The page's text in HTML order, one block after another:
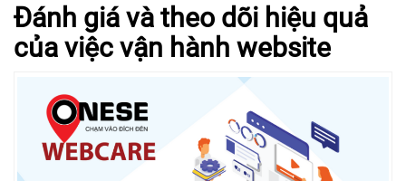
Đánh giá và theo dõi hiệu quả
của việc vận hành website